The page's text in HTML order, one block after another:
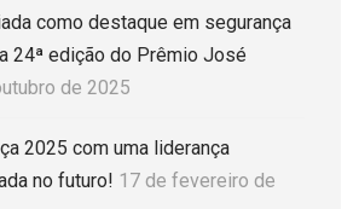
como destaque em segurança
24ª edição do Prêmio José
de 2025
2025 com uma liderança
no futuro! 17 de fevereiro de